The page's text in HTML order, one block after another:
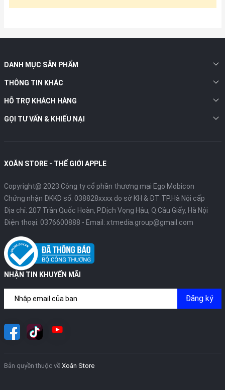
DANH MỤC SẢN PHẨM
THÔNG TIN KHÁC
HỖ TRỢ KHÁCH HÀNG
GỌI TƯ VẤN & KHIẾU NẠI
XOĂN STORE - THẾ GIỚI APPLE
Copyright@ 2023 Công ty cổ phần thương mại Ego Mobicon
Chứng nhận ĐKKD số: 038828xxxx do sở KH & ĐT TP.Hà Nội cấp
Địa chỉ: 207 Trần Quốc Hoàn, P.Dịch Vọng Hậu, Q.Cầu Giấy, Hà Nội
Điện thoại: 0376600888 - Email: xtmedia.group@gmail.com
NHẬN TIN KHUYẾN MÃI
Đăng ký
Bản quyền thuộc về Xoăn Store